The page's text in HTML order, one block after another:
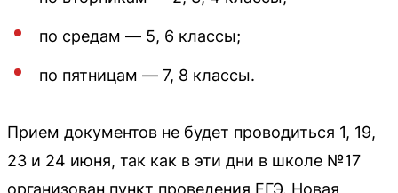
по средам — 5, 6 классы;
по пятницам — 7, 8 классы.
Прием документов не будет проводиться 1, 19,
23 и 24 июня, так как в эти дни в школе №17
организован пункт проведения ЕГЭ. Новая